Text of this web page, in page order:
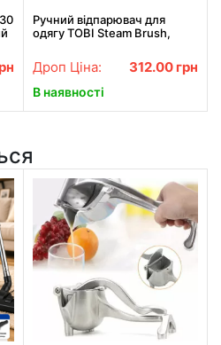
Ручний відпарювач для
одягу TOBI Steam Brush,
праска
Дроп Ціна: 312.00 грн
В наявності